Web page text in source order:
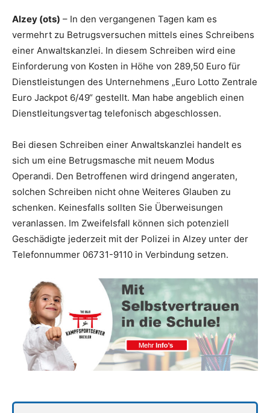
Alzey (ots) – In den vergangenen Tagen kam es
vermehrt zu Betrugsversuchen mittels eines Schreibens
einer Anwaltskanzlei. In diesem Schreiben wird eine
Einforderung von Kosten in Höhe von 289,50 Euro für
Dienstleistungen des Unternehmens „Euro Lotto Zentrale
Euro Jackpot 6/49“ gestellt. Man habe angeblich einen
Dienstleitungsvertag telefonisch abgeschlossen.
Bei diesen Schreiben einer Anwaltskanzlei handelt es
sich um eine Betrugsmasche mit neuem Modus
Operandi. Den Betroffenen wird dringend angeraten,
solchen Schreiben nicht ohne Weiteres Glauben zu
schenken. Keinesfalls sollten Sie Überweisungen
veranlassen. Im Zweifelsfall können sich potenziell
Geschädigte jederzeit mit der Polizei in Alzey unter der
Telefonnummer 06731-9110 in Verbindung setzen.